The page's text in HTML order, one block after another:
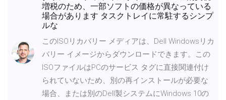
増税のため、一部ソフトの価格が異なっている
場合があります タスクトレイに常駐するシンプ
ルな
このISOリカバリー メディアは、Dell Windowsリカ
バリー イメージからダウンロードできます。この
ISOファイルはPCのサービス タグに直接関連付け
られていないため、別の再インストールが必要な
場合、または別のDell製システムにWindows 10の